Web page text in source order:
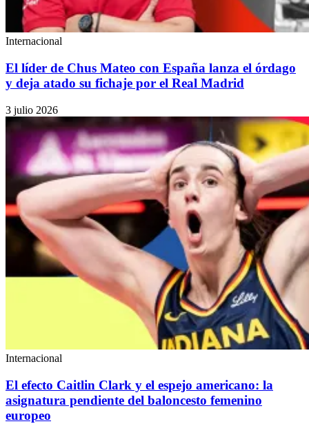
Internacional
El líder de Chus Mateo con España lanza el órdago
y deja atado su fichaje por el Real Madrid
3 julio 2026
Internacional
El efecto Caitlin Clark y el espejo americano: la
asignatura pendiente del baloncesto femenino
europeo